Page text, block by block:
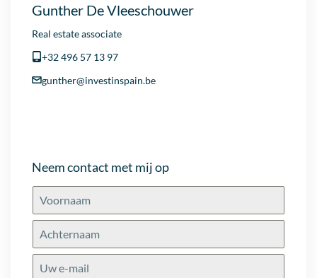
Gunther De Vleeschouwer
Real estate associate
+32 496 57 13 97
gunther@investinspain.be
Neem contact met mij op